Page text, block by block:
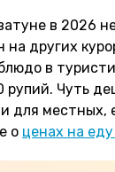
в 2026
на других
в
рупий. Чуть
для местных,
о ценах на